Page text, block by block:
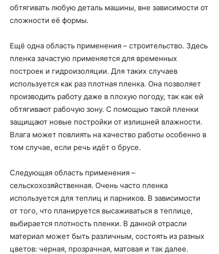
обтягивать любую деталь машины, вне зависимости от
сложности её формы.
Ещё одна область применения – строительство. Здесь
пленка зачастую применяется для временных
построек и гидроизоляции. Для таких случаев
используется как раз плотная пленка. Она позволяет
производить работу даже в плохую погоду, так как ей
обтягивают рабочую зону. С помощью такой пленки
защищают новые постройки от излишней влажности.
Влага может повлиять на качество работы особенно в
том случае, если речь идёт о брусе.
Следующая область применения –
сельскохозяйственная. Очень часто пленка
используется для теплиц и парников. В зависимости
от того, что планируется высаживаться в теплице,
выбирается плотность пленки. В данной отрасли
материал может быть различным, состоять из разных
цветов: черная, прозрачная, матовая и так далее.